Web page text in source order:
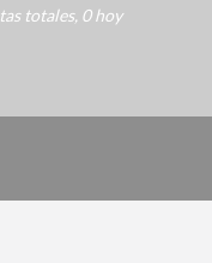
totales, 0 hoy